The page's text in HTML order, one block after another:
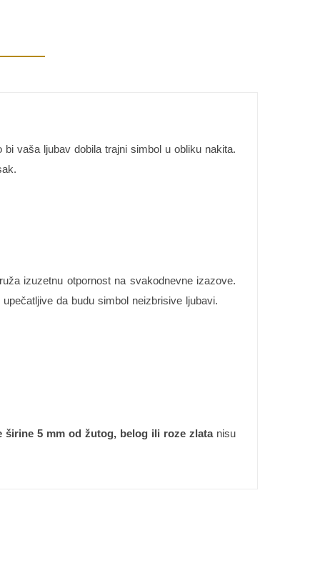
vaša ljubav dobila trajni simbol u obliku nakita.
izuzetnu otpornost na svakodnevne izazove.
da budu simbol neizbrisive ljubavi.
širine 5 mm od žutog, belog ili roze zlatanisu